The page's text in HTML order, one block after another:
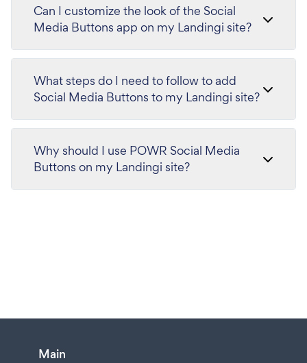
Can I customize the look of the Social
Media Buttons app on my Landingi site?
What steps do I need to follow to add
Social Media Buttons to my Landingi site?
Why should I use POWR Social Media
Buttons on my Landingi site?
Main